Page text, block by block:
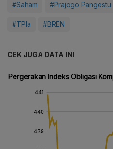
#Saham #Prajogo Pangestu
#TPIa #BREN
CEK JUGA DATA INI